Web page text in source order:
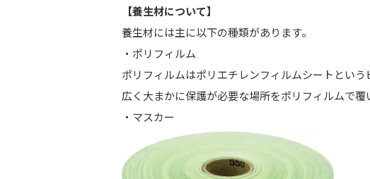
【養生材について】
養生材には主に以下の種類があります。
・ポリフィルム
ポリフィルムはポリエチレンフィルムシートという
広く大まかに保護が必要な場所をポリフィルムで覆
・マスカー